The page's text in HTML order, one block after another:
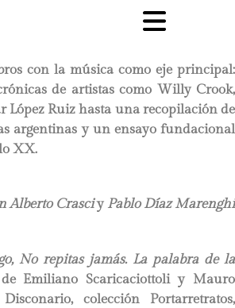
con la música como eje principal:
de artistas como Willy Crook,
López Ruiz hasta una recopilación de
argentinas y un ensayo fundacional
XX.
Alberto Crasciy Pablo Díaz Marenghi
No repitas jamás. La palabra de la
Emiliano Scaricaciottoli y Mauro
colección Portarretratos,